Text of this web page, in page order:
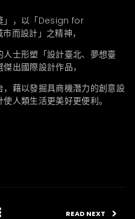
」，以「Design for
而設計」之精神，
士形塑「設計臺北、夢想臺
出國際設計作品，
藉以發掘具商機潛力的創意設
人類生活更美好更便利。
READ NEXT